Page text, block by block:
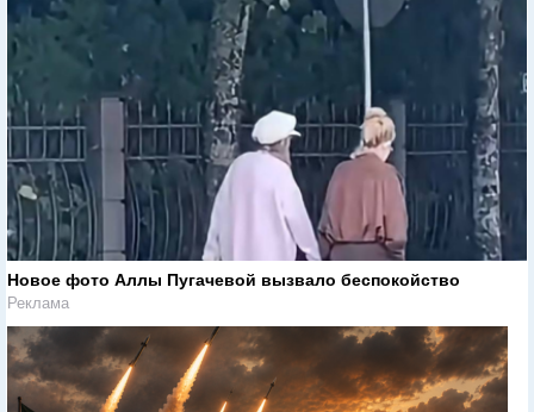
Новое фото Аллы Пугачевой вызвало беспокойство
Реклама